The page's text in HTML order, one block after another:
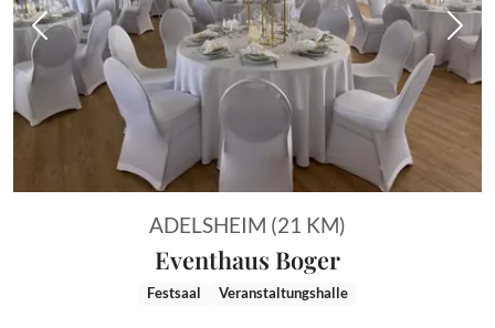
Vorheriges Bild
ADELSHEIM (21 KM)
Eventhaus Boger
Festsaal Veranstaltungshalle